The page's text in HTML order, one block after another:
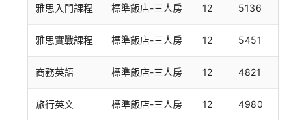
雅思入門課程 標準飯店-三人房 12 5136
雅思實戰課程 標準飯店-三人房 12 5451
商務英語 標準飯店-三人房 12 4821
旅行英文 標準飯店-三人房 12 4980